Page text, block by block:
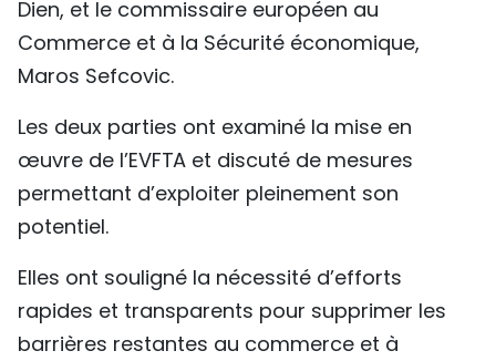
ENGLISH
РУССКИЙ
ESPAÑOL
Dien, et le commissaire européen au
Commerce et à la Sécurité économique,
Maros Sefcovic.
Les deux parties ont examiné la mise en
œuvre de l’EVFTA et discuté de mesures
permettant d’exploiter pleinement son
potentiel.
Elles ont souligné la nécessité d’efforts
rapides et transparents pour supprimer les
barrières restantes au commerce et à